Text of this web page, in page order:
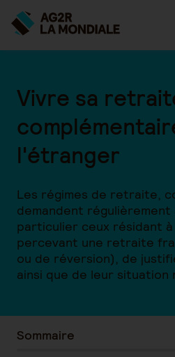
Vivre sa
l'étranger
Les régimes de retraite,
demandent
particulier ceux résidant
percevant une retraite
ou de réversion), de
ainsi que de leur situation
Sommaire